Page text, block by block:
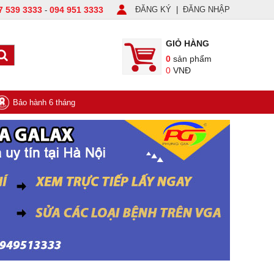
539 3333 - 094 951 3333 ĐĂNG KÝ ĐĂNG NHẬP
GIỎ HÀNG
0 sản phẩm
0 VNĐ
Bảo hành 6 tháng